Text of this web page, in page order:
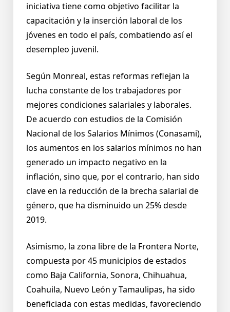
iniciativa tiene como objetivo facilitar la
capacitación y la inserción laboral de los
jóvenes en todo el país, combatiendo así el
desempleo juvenil.
Según Monreal, estas reformas reflejan la
lucha constante de los trabajadores por
mejores condiciones salariales y laborales.
De acuerdo con estudios de la Comisión
Nacional de los Salarios Mínimos (Conasami),
los aumentos en los salarios mínimos no han
generado un impacto negativo en la
inflación, sino que, por el contrario, han sido
clave en la reducción de la brecha salarial de
género, que ha disminuido un 25% desde
2019.
Asimismo, la zona libre de la Frontera Norte,
compuesta por 45 municipios de estados
como Baja California, Sonora, Chihuahua,
Coahuila, Nuevo León y Tamaulipas, ha sido
beneficiada con estas medidas, favoreciendo